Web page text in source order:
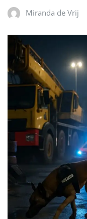
Miranda de Vrij